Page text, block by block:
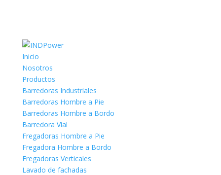
Inicio
Nosotros
Productos
Barredoras Industriales
Barredoras Hombre a Pie
Barredoras Hombre a Bordo
Barredora Vial
Fregadoras Hombre a Pie
Fregadora Hombre a Bordo
Fregadoras Verticales
Lavado de fachadas